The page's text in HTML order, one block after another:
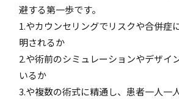
避する第一歩です。
1.やカウンセリングでリスクや合併症
明されるか
2.や術前のシミュレーションやデザイ
いるか
3.や複数の術式に精通し、患者一人一